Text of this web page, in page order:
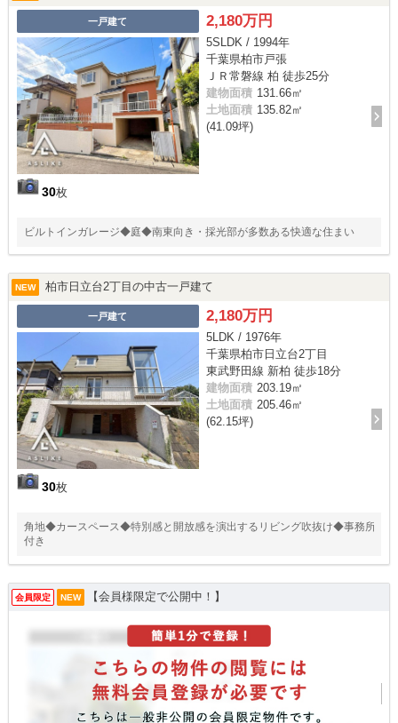
一戸建て
30枚
2,180万円
5SLDK / 1994年
千葉県柏市戸張
ＪＲ常磐線 柏 徒歩25分
建物面積 131.66㎡
土地面積 135.82㎡
(41.09坪)
ビルトインガレージ◆庭◆南東向き・採光部が多数ある快適な住まい
NEW 柏市日立台2丁目の中古一戸建て
一戸建て
30枚
2,180万円
5LDK / 1976年
千葉県柏市日立台2丁目
東武野田線 新柏 徒歩18分
建物面積 203.19㎡
土地面積 205.46㎡
(62.15坪)
角地◆カースペース◆特別感と開放感を演出するリビング吹抜け◆事務所
付き
会員限定 NEW 【会員様限定で公開中！】